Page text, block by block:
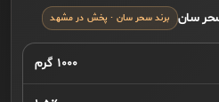
برند سحر سان · پخش در مشهد
۱۰۰۰ گرم